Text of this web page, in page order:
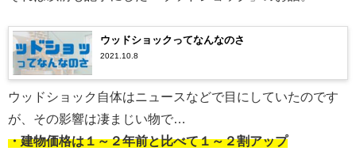
ウッドショックってなんなのさ
2021.10.8
ウッドショック自体はニュースなどで目にしていたのです
が、その影響は凄まじい物で…
・建物価格は１～２年前と比べて１～２割アップ